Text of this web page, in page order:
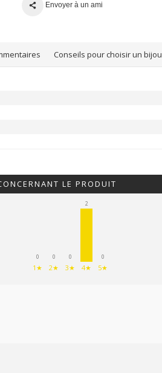
Envoyer à un ami
139,00 €
Conseils pour choisir un bijou
LE PRODUIT
0
1★
0
2★
0
3★
2
4★
0
5★